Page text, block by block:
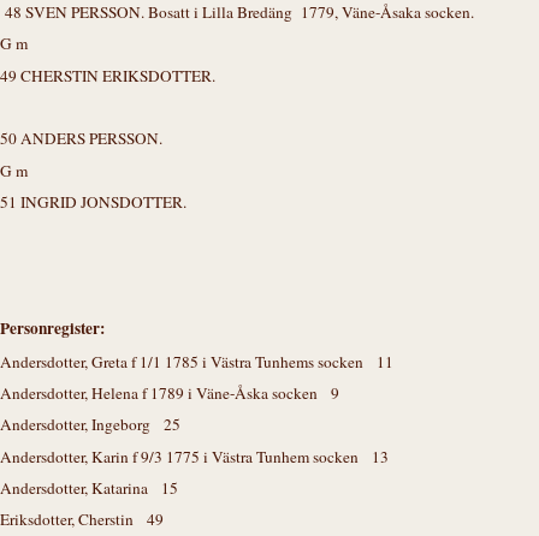
48 SVEN PERSSON. Bosatt i Lilla Bredäng 1779, Väne-Åsaka socken.
G m
49 CHERSTIN ERIKSDOTTER.
50 ANDERS PERSSON.
G m
51 INGRID JONSDOTTER.
Personregister:
Andersdotter, Greta f 1/1 1785 i Västra Tunhems socken 11
Andersdotter, Helena f 1789 i Väne-Åska socken 9
Andersdotter, Ingeborg 25
Andersdotter, Karin f 9/3 1775 i Västra Tunhem socken 13
Andersdotter, Katarina 15
Eriksdotter, Cherstin 49